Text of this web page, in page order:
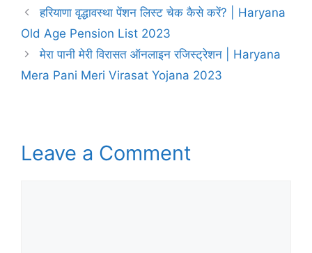
हरियाणा वृद्धावस्था पेंशन लिस्ट चेक कैसे करें? | Haryana
Old Age Pension List 2023
मेरा पानी मेरी विरासत ऑनलाइन रजिस्ट्रेशन | Haryana
Mera Pani Meri Virasat Yojana 2023
Leave a Comment